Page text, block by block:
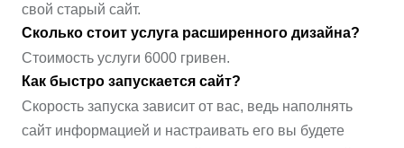
свой старый сайт.
Сколько стоит услуга расширенного дизайна?
Стоимость услуги 6000 гривен.
Как быстро запускается сайт?
Скорость запуска зависит от вас, ведь наполнять
сайт информацией и настраивать его вы будете